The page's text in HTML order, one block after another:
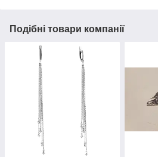
Подібні товари компанії